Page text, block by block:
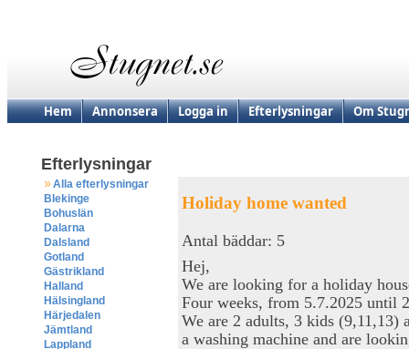
Hem Annonsera Logga in Efterlysningar Om
Efterlysningar
Alla efterlysningar
Blekinge
Bohuslän
Dalarna
Dalsland
Gotland
Gästrikland
Halland
Hälsingland
Härjedalen
Jämtland
Lappland
Holiday home wanted
Antal bäddar: 5
Hej,
We are looking for a holiday
Four weeks, from 5.7.2025 until
We are 2 adults, 3 kids (9,11,13)
a washing machine and are